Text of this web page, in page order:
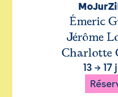
Émeric
Jérôme
Charlotte
13→ 17